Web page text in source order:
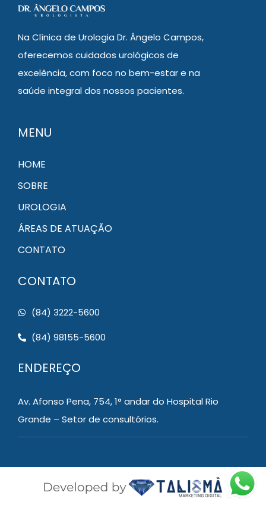
Na Clínica de Urologia Dr. Ângelo Campos,
oferecemos cuidados urológicos de
excelência, com foco no bem-estar e na
saúde integral dos nossos pacientes.
MENU
HOME
SOBRE
UROLOGIA
ÁREAS DE ATUAÇÃO
CONTATO
CONTATO
(84) 3222-5600
(84) 98155-5600
ENDEREÇO
Av. Afonso Pena, 754, 1° andar do Hospital Rio
Grande – Setor de consultórios.